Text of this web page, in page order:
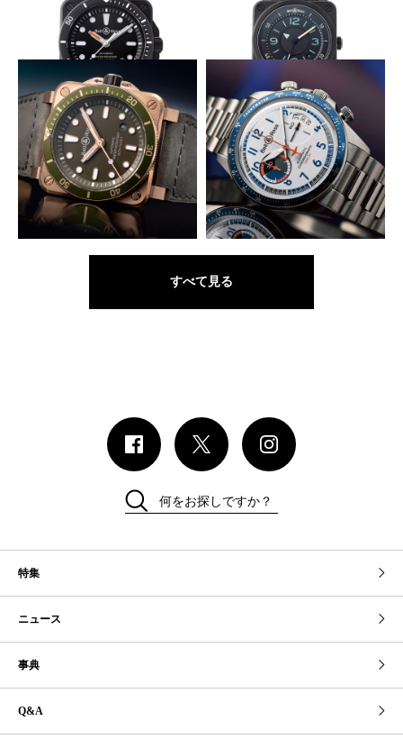
BELL&ROSS
BR V1-92 ブルー スティール
BELL&ROSS
BR V2-92 ミリタリー ベージュ
BELL&ROSS
BR 03-92 ダイバー ブラック マ
ット
BELL&ROSS
BR 03-92 バイ コンパス
ミリタリー色のスクエアダイバー
BELL&ROSS
BR 03-92 ダイバー グリーン ブ
ロンズ
大空への憧憬をダイヤルに託す
BELL&ROSS
BR V2-94 レーシングバード
すべて見る
特集
ニュース
事典
Q&A
何をお探しですか？